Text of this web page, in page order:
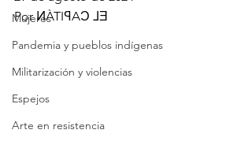
Mujeres
Pandemia y pueblos indígenas
Militarización y violencias
Espejos
Arte en resistencia
Por ͶÀTIꟼAƆ ⅃Ǝ